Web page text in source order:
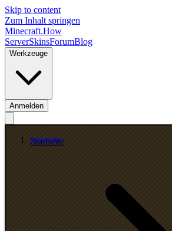
Skip to content
Zum Inhalt springen
Minecraft.How
ServerSkinsForumBlog
Werkzeuge
Anmelden
Startseite